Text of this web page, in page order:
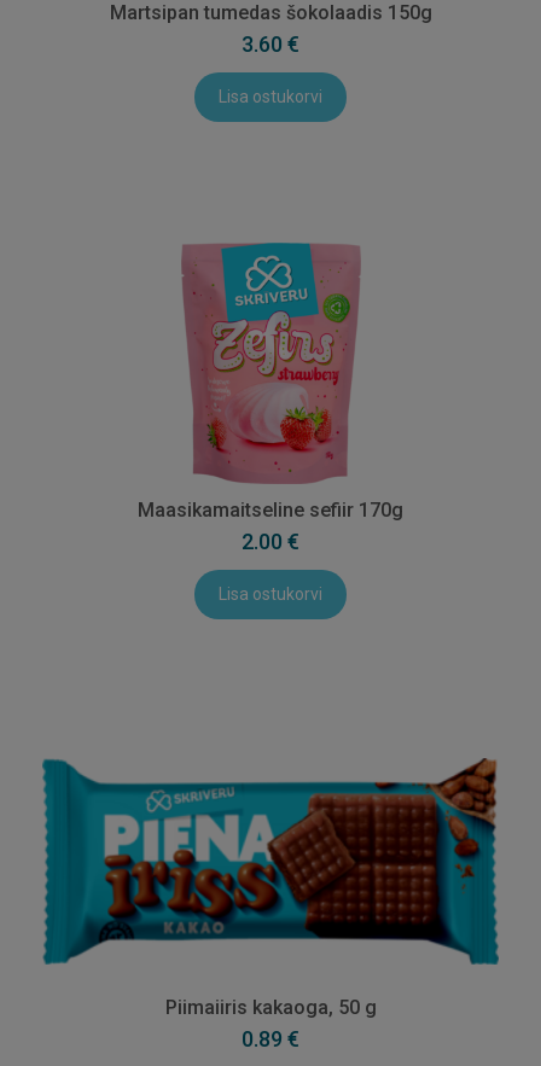
Martsipan tumedas šokolaadis 150g
3.60 €
Lisa ostukorvi
Maasikamaitseline sefiir 170g
2.00 €
Lisa ostukorvi
Piimaiiris kakaoga, 50 g
0.89 €